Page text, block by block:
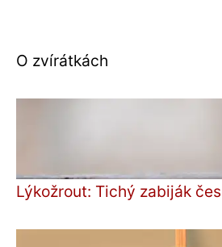
O zvírátkách
Lýkožrout: Tichý zabiják